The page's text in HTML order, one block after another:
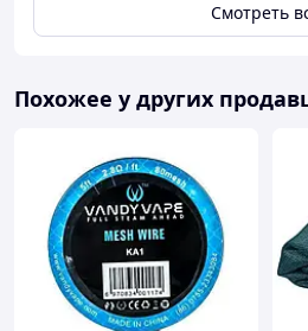
Смотреть
Похожее у других